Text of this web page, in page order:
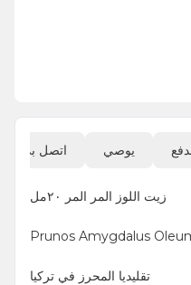
يوصي اتصل بي
زيت اللوز المر المر ٢٠مل
تقليديا المحرز في تركيا